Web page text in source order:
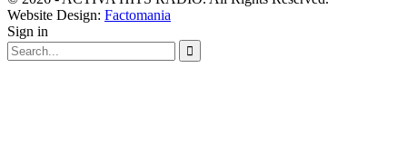
Website Design: Factomania
Sign in